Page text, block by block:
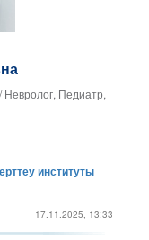
Невролог, Педиатр,
институты
17.11.2025, 13:33